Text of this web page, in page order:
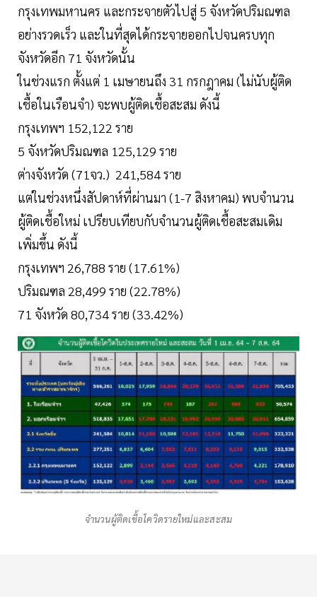
กรุงเทพมหานคร และกระจายตัวไปสู่ 5 จังหวัดปริมณฑล
อย่างรวดเร็ว และในที่สุดได้กระจายออกไปจนครบทุก
จังหวัดอีก 71 จังหวัดนั้น
ในช่วงแรก ตั้งแต่ 1 เมษายนถึง 31 กรกฎาคม (ไม่นับผู้ติด
เชื้อในเรือนจำ) จะพบผู้ติดเชื้อสะสม ดังนี้
กรุงเทพฯ 152,122 ราย
5 จังหวัดปริมณฑล 125,129 ราย
ต่างจังหวัด (71จว.) 241,584 ราย
แต่ในช่วงหนึ่งสัปดาห์ที่ผ่านมา (1-7 สิงหาคม) พบจำนวน
ผู้ติดเชื้อใหม่ เปรียบเทียบกับจำนวนผู้ติดเชื้อสะสมเดิม
เพิ่มขึ้น ดังนี้
กรุงเทพฯ 26,788 ราย (17.61%)
ปริมณฑล 28,499 ราย (22.78%)
71 จังหวัด 80,734 ราย (33.42%)
จำนวนผู้ติดเชื้อโควิดรายใหม่และสะสม